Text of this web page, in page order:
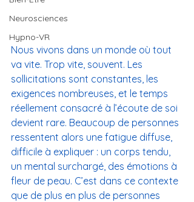
Neurosciences
Hypno-VR
Nous vivons dans un monde où tout
va vite. Trop vite, souvent. Les
sollicitations sont constantes, les
exigences nombreuses, et le temps
réellement consacré à l’écoute de soi
devient rare. Beaucoup de personnes
ressentent alors une fatigue diffuse,
difficile à expliquer : un corps tendu,
un mental surchargé, des émotions à
fleur de peau. C’est dans ce contexte
que de plus en plus de personnes